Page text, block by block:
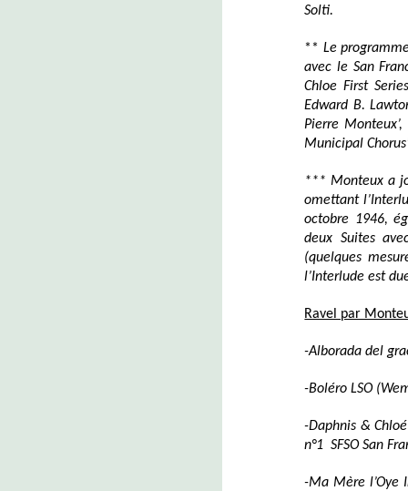
Solti.
** Le
avec le San
Chloe First
Edward B.
Pierre Monteux
Municipal
***Monteux a
omettant
octobre 1946,
deux Suites
(quelques
l’Interlude est
Ravel par
-Alborada del
-Boléro LSO
-Daphnis &
n°1 SFSOSan
-Ma Mère l’Oye